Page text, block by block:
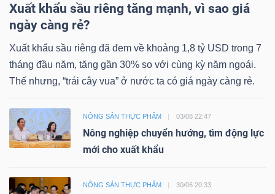
Xuất khẩu sầu riêng tăng mạnh, vì sao giá
ngày càng rẻ?
Xuất khẩu sầu riêng đã đem về khoảng 1,8 tỷ USD trong 7
tháng đầu năm, tăng gần 30% so với cùng kỳ năm ngoái.
Thế nhưng, “trái cây vua” ở nước ta có giá ngày càng rẻ.
NÔNG SẢN THỰC PHẨM 03/08 22:47
Nông nghiệp chuyển hướng, tìm động lực
mới cho xuất khẩu
NÔNG SẢN THỰC PHẨM 30/06 20:33